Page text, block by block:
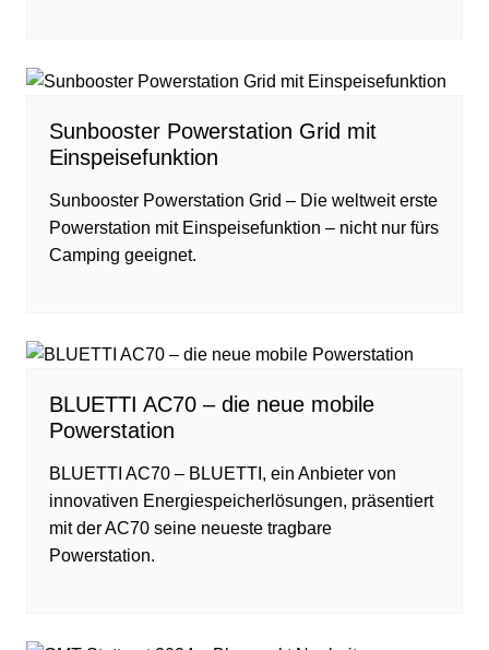
Sunbooster Powerstation Grid mit
Einspeisefunktion
Sunbooster Powerstation Grid – Die weltweit erste
Powerstation mit Einspeisefunktion – nicht nur fürs
Camping geeignet.
BLUETTI AC70 – die neue mobile
Powerstation
BLUETTI AC70 – BLUETTI, ein Anbieter von
innovativen Energiespeicherlösungen, präsentiert
mit der AC70 seine neueste tragbare
Powerstation.